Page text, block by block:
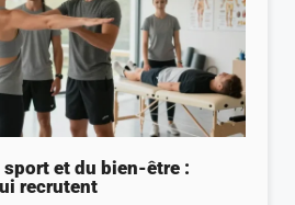
sport et du bien-être :
recrutent